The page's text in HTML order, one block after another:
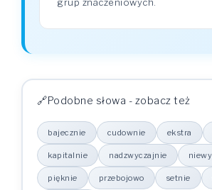
grup znaczeniowych.
Podobne słowa - zobacz też
bajecznie cudownie ekstra
kapitalnie nadzwyczajnie
pięknie przebojowo setnie